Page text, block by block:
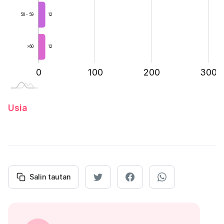
12
12
50 - 59
>60
-200
-100
0 100 200 300
400
Usia
Salin tautan